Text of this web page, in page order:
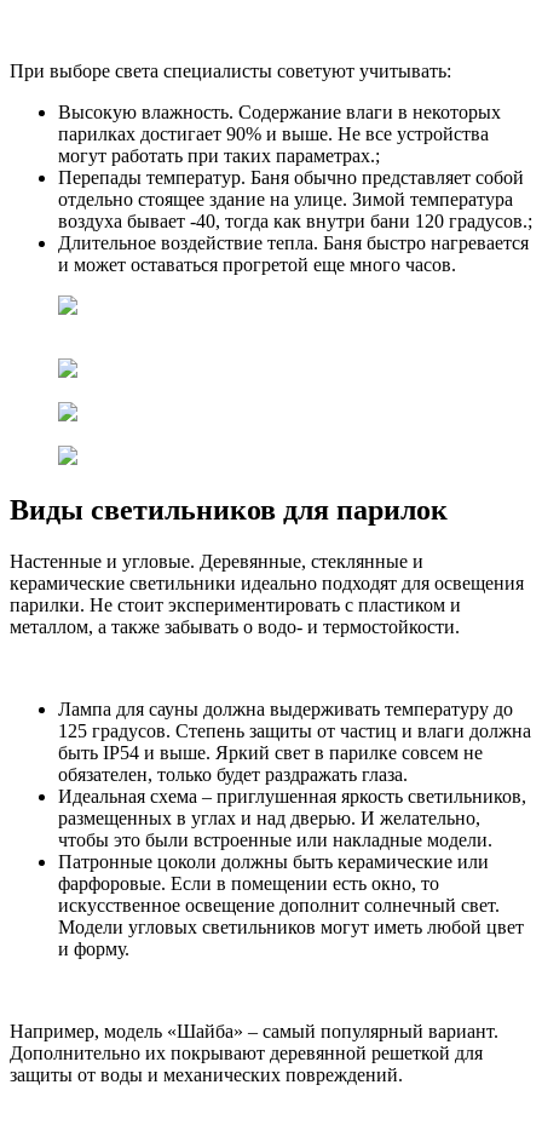
При выборе света специалисты советуют учитывать:
Высокую влажность. Содержание влаги в некоторых
парилках достигает 90% и выше. Не все устройства
могут работать при таких параметрах.;
Перепады температур. Баня обычно представляет собой
отдельно стоящее здание на улице. Зимой температура
воздуха бывает -40, тогда как внутри бани 120 градусов.;
Длительное воздействие тепла. Баня быстро нагревается
и может оставаться прогретой еще много часов.
Виды светильников для парилок
Настенные и угловые. Деревянные, стеклянные и
керамические светильники идеально подходят для освещения
парилки. Не стоит экспериментировать с пластиком и
металлом, а также забывать о водо- и термостойкости.
Лампа для сауны должна выдерживать температуру до
125 градусов. Степень защиты от частиц и влаги должна
быть IP54 и выше. Яркий свет в парилке совсем не
обязателен, только будет раздражать глаза.
Идеальная схема – приглушенная яркость светильников,
размещенных в углах и над дверью. И желательно,
чтобы это были встроенные или накладные модели.
Патронные цоколи должны быть керамические или
фарфоровые. Если в помещении есть окно, то
искусственное освещение дополнит солнечный свет.
Модели угловых светильников могут иметь любой цвет
и форму.
Например, модель «Шайба» – самый популярный вариант.
Дополнительно их покрывают деревянной решеткой для
защиты от воды и механических повреждений.